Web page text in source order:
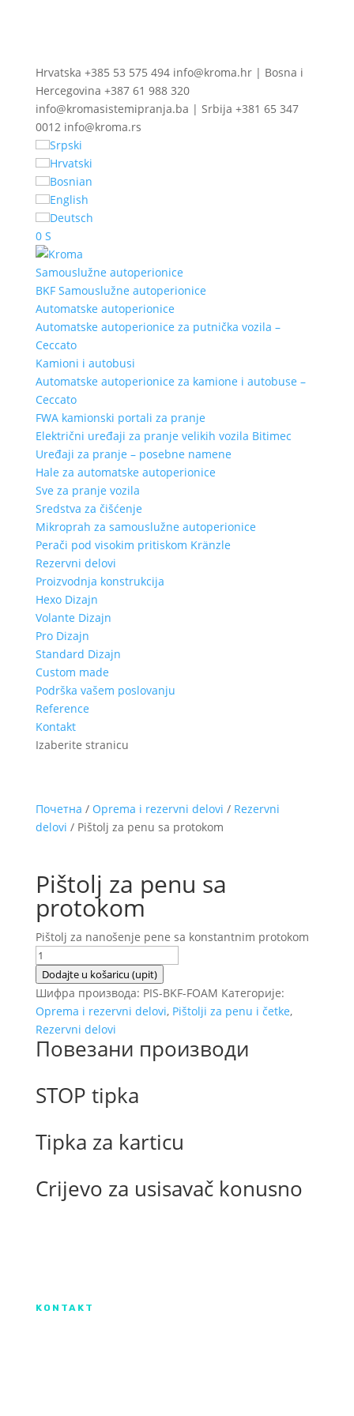
Hrvatska +385 53 575 494 info@kroma.hr | Bosna i
Hercegovina +387 61 988 320
info@kromasistemipranja.ba | Srbija +381 65 347
0012 info@kroma.rs
Srpski
Hrvatski
Bosnian
English
Deutsch
0 S
Samouslužne autoperionice
BKF Samouslužne autoperionice
Automatske autoperionice
Automatske autoperionice za putnička vozila –
Ceccato
Kamioni i autobusi
Automatske autoperionice za kamione i autobuse –
Ceccato
FWA kamionski portali za pranje
Električni uređaji za pranje velikih vozila Bitimec
Uređaji za pranje – posebne namene
Hale za automatske autoperionice
Sve za pranje vozila
Sredstva za čišćenje
Mikroprah za samouslužne autoperionice
Perači pod visokim pritiskom Kränzle
Rezervni delovi
Proizvodnja konstrukcija
Hexo Dizajn
Volante Dizajn
Pro Dizajn
Standard Dizajn
Custom made
Podrška vašem poslovanju
Reference
Kontakt
Izaberite stranicu
Почетна / Oprema i rezervni delovi / Rezervni
delovi / Pištolj za penu sa protokom
Pištolj za penu sa
protokom
Pištolj za nanošenje pene sa konstantnim protokom
Pištolj
za
penu
sa
protokom
количина
Dodajte u košaricu (upit)
Шифра производа: PIS-BKF-FOAM Категорије:
Oprema i rezervni delovi, Pištolji za penu i četke,
Rezervni delovi
Повезани производи
STOP tipka
Tipka za karticu
Crijevo za usisavač konusno
KONTAKT